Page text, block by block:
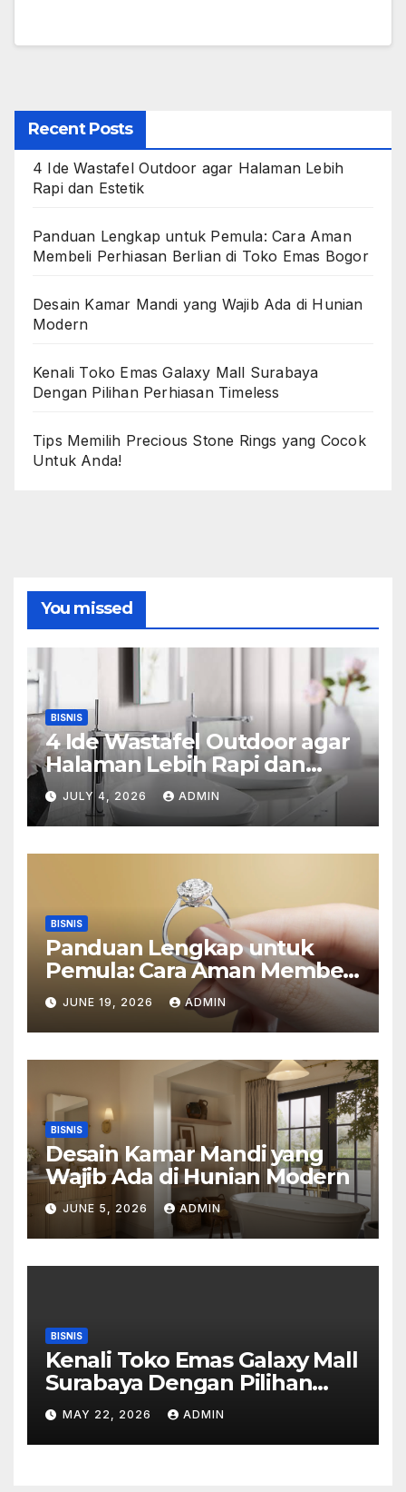
Recent Posts
4 Ide Wastafel Outdoor agar Halaman Lebih
Rapi dan Estetik
Panduan Lengkap untuk Pemula: Cara Aman
Membeli Perhiasan Berlian di Toko Emas Bogor
Desain Kamar Mandi yang Wajib Ada di Hunian
Modern
Kenali Toko Emas Galaxy Mall Surabaya
Dengan Pilihan Perhiasan Timeless
Tips Memilih Precious Stone Rings yang Cocok
Untuk Anda!
You missed
BISNIS
4 Ide Wastafel Outdoor agar
Halaman Lebih Rapi dan
Estetik
JULY 4, 2026 ADMIN
BISNIS
Panduan Lengkap untuk
Pemula: Cara Aman Membeli
Perhiasan Berlian di Toko
Emas Bogor
JUNE 19, 2026 ADMIN
BISNIS
Desain Kamar Mandi yang
Wajib Ada di Hunian Modern
JUNE 5, 2026 ADMIN
BISNIS
Kenali Toko Emas Galaxy Mall
Surabaya Dengan Pilihan
Perhiasan Timeless
MAY 22, 2026 ADMIN